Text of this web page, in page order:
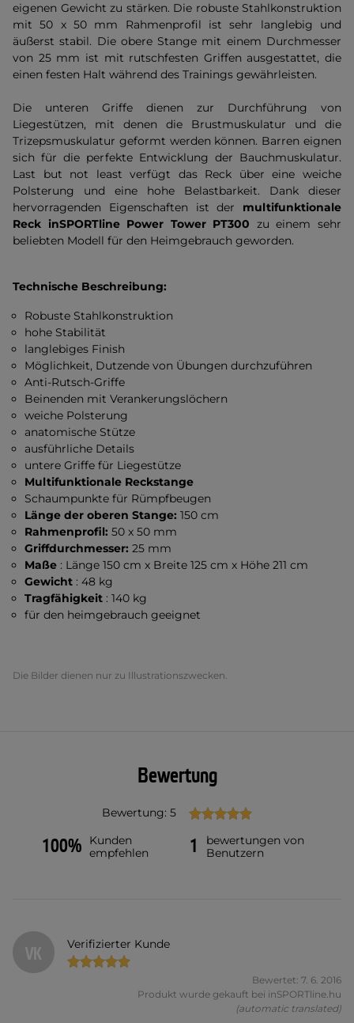
eigenen Gewicht zu stärken. Die robuste Stahlkonstruktion
mit 50 x 50 mm Rahmenprofil ist sehr langlebig und
äußerst stabil. Die obere Stange mit einem Durchmesser
von 25 mm ist mit rutschfesten Griffen ausgestattet, die
einen festen Halt während des Trainings gewährleisten.
Die unteren Griffe dienen zur Durchführung von
Liegestützen, mit denen die Brustmuskulatur und die
Trizepsmuskulatur geformt werden können. Barren eignen
sich für die perfekte Entwicklung der Bauchmuskulatur.
Last but not least verfügt das Reck über eine weiche
Polsterung und eine hohe Belastbarkeit. Dank dieser
hervorragenden Eigenschaften ist der multifunktionale
Reck inSPORTline Power Tower PT300 zu einem sehr
beliebten Modell für den Heimgebrauch geworden.
Technische Beschreibung:
Robuste Stahlkonstruktion
hohe Stabilität
langlebiges Finish
Möglichkeit, Dutzende von Übungen durchzuführen
Anti-Rutsch-Griffe
Beinenden mit Verankerungslöchern
weiche Polsterung
anatomische Stütze
ausführliche Details
untere Griffe für Liegestütze
Multifunktionale Reckstange
Schaumpunkte für Rümpfbeugen
Länge der oberen Stange: 150 cm
Rahmenprofil: 50 x 50 mm
Griffdurchmesser: 25 mm
Maße : Länge 150 cm x Breite 125 cm x Höhe 211 cm
Gewicht : 48 kg
Tragfähigkeit : 140 kg
für den heimgebrauch geeignet
Die Bilder dienen nur zu Illustrationszwecken.
Bewertung
Bewertung: 5
100%
Kunden
empfehlen
1
bewertungen von
Benutzern
VK Verifizierter Kunde
Bewertet: 7. 6. 2016
Produkt wurde gekauft bei inSPORTline.hu
(automatic translated)